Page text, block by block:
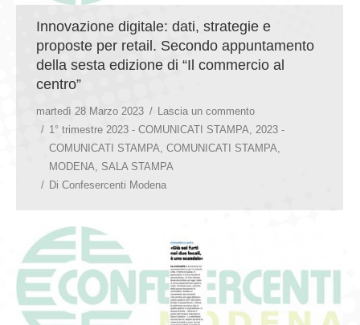
Innovazione digitale: dati, strategie e
proposte per retail. Secondo appuntamento
della sesta edizione di “Il commercio al
centro”
martedì 28 Marzo 2023
Lascia un commento
1° trimestre 2023 - COMUNICATI STAMPA, 2023 -
COMUNICATI STAMPA, COMUNICATI STAMPA,
MODENA, SALA STAMPA
Di Confesercenti Modena